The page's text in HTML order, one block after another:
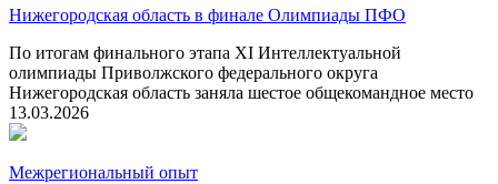
Нижегородская область в финале Олимпиады ПФО
По итогам финального этапа XI Интеллектуальной
олимпиады Приволжского федерального округа
Нижегородская область заняла шестое общекомандное место
13.03.2026
Межрегиональный опыт